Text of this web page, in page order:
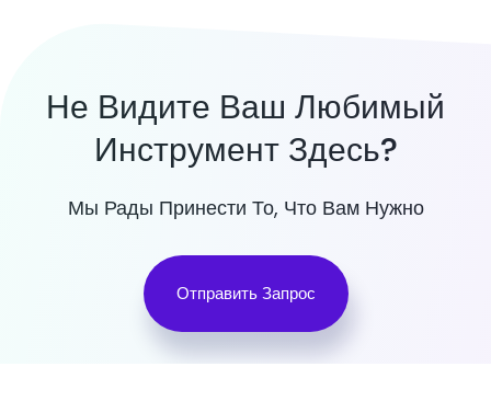
Не Видите Ваш Любимый
Инструмент Здесь?
Мы Рады Принести То, Что Вам Нужно
Отправить Запрос